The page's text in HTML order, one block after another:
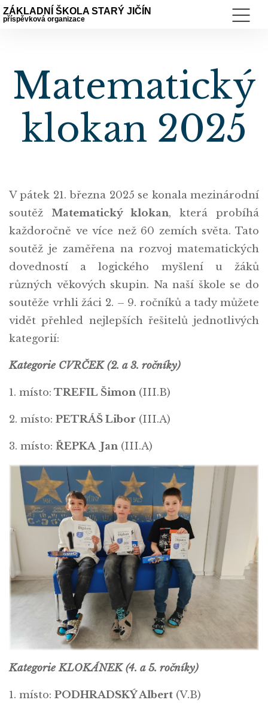
ZÁKLADNÍ ŠKOLA STARÝ JIČÍN
příspěvková organizace
Matematický
klokan 2025
V pátek 21. března 2025 se konala mezinárodní
soutěž Matematický klokan, která probíhá
každoročně ve více než 60 zemích světa. Tato
soutěž je zaměřena na rozvoj matematických
dovedností a logického myšlení u žáků
různých věkových skupin. Na naší škole se do
soutěže vrhli žáci 2. – 9. ročníků a tady můžete
vidět přehled nejlepších řešitelů jednotlivých
kategorií:
Kategorie CVRČEK (2. a 3. ročníky)
1. místo: TREFIL Šimon (III.B)
2. místo: PETRÁŠ Libor (III.A)
3. místo: ŘEPKA Jan (III.A)
Kategorie KLOKÁNEK (4. a 5. ročníky)
1. místo: PODHRADSKÝ Albert (V.B)